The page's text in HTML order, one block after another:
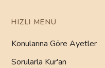
HIZLI MENÜ
Konularına Göre Ayetler
Sorularla Kur'an